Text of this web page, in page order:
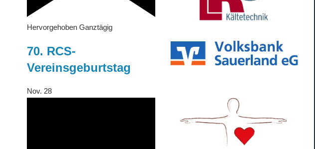
Hervorgehoben Ganztägig
70. RCS-
Vereinsgeburtstag
Nov. 28